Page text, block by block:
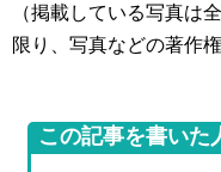
（掲載している写真は
限り、写真などの著作
この記事を書いた